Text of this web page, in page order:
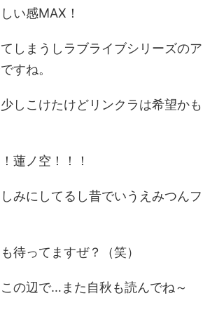
い感MAX！
しまうしラブライブシリーズのア
すね。
しこけたけどリンクラは希望かも
蓮ノ空！！！
みにしてるし昔でいうえみつんフ
待ってますぜ？（笑）
の辺で…また自秋も読んでね～